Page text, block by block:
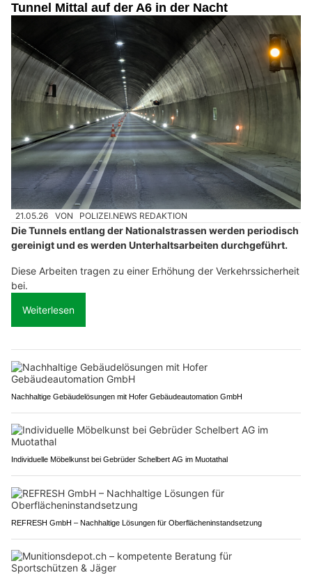
Tunnel Mittal auf der A6 in der Nacht
21.05.26 VON POLIZEI.NEWS REDAKTION
Die Tunnels entlang der Nationalstrassen werden periodisch
gereinigt und es werden Unterhaltsarbeiten durchgeführt.
Diese Arbeiten tragen zu einer Erhöhung der Verkehrssicherheit
bei.
Weiterlesen
Nachhaltige Gebäudelösungen mit Hofer Gebäudeautomation GmbH
Individuelle Möbelkunst bei Gebrüder Schelbert AG im Muotathal
REFRESH GmbH – Nachhaltige Lösungen für Oberflächeninstandsetzung